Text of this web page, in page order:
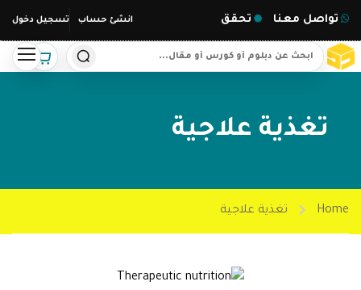
انشئ حساب تسجيل دخول تواصل معنا تحقق
تغذية علاجية
Home تغذية علاجية